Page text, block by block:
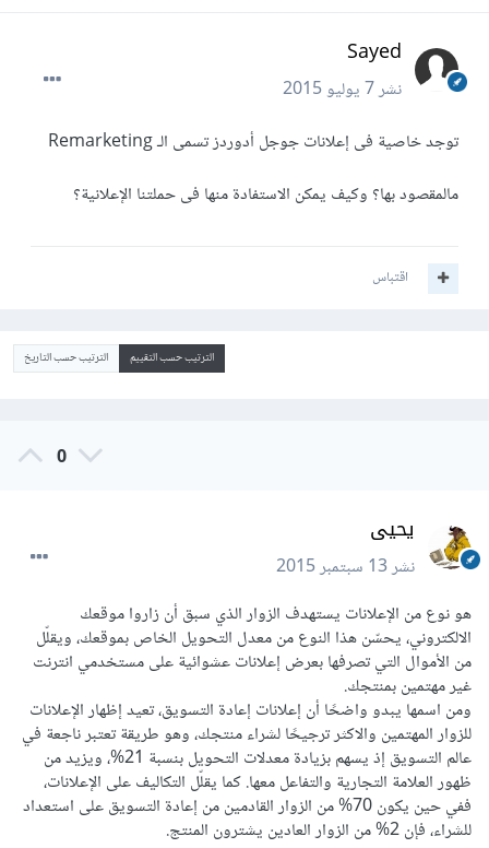
Sayed
نشر7 يوليو 2015
توجد خاصية فى إعلانات جوجل أدوردز تسمى الـ Remarketing
مالمقصود بها؟ وكيف يمكن الاستفادة منها فى حملتنا الإعلانية؟
اقتباس
الترتيب حسب التقييم الترتيب حسب التاريخ
0
يحيى
نشر13 سبتمبر 2015
هو نوع من الإعلانات يستهدف الزوار الذي سبق أن زاروا موقعك
الالكتروني، يحسّن هذا النوع من معدل التحويل الخاص بموقعك، ويقلّل
من الأموال التي تصرفها بعرض إعلانات عشوائية على مستخدمي انترنت
غير مهتمين بمنتجك.
ومن اسمها يبدو واضحًا أن إعلانات إعادة التسويق، تعيد إظهار الإعلانات
للزوار المهتمين والاكثر ترجيحًا لشراء منتجك، وهو طريقة تعتبر ناجعة في
عالم التسويق إذ يسهم بزيادة معدلات التحويل بنسبة 21%، ويزيد من
ظهور العلامة التجارية والتفاعل معها. كما يقلّل التكاليف على الإعلانات،
ففي حين يكون 70% من الزوار القادمين من إعادة التسويق على استعداد
للشراء، فإن 2% من الزوار العادين يشترون المنتج.